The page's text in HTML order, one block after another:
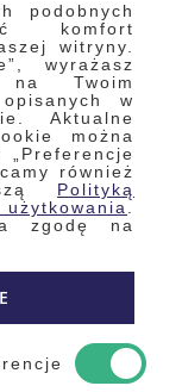
podobnych
komfort
witryny.
wyrażasz
na Twoim
w
Aktualne
można
również
Polityką
zgodę na